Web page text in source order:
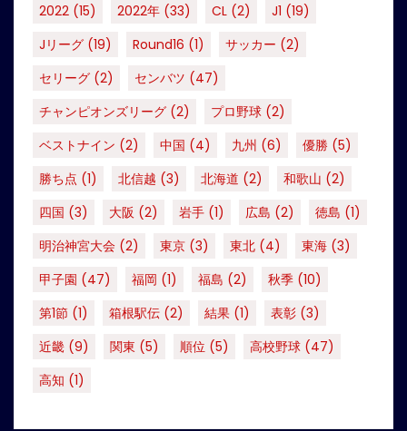
2022 (15) 2022年 (33) CL (2) J1 (19)
Jリーグ (19) Round16 (1) サッカー (2)
セリーグ (2) センバツ (47)
チャンピオンズリーグ (2) プロ野球 (2)
ベストナイン (2) 中国 (4) 九州 (6) 優勝 (5)
勝ち点 (1) 北信越 (3) 北海道 (2) 和歌山 (2)
四国 (3) 大阪 (2) 岩手 (1) 広島 (2) 徳島 (1)
明治神宮大会 (2) 東京 (3) 東北 (4) 東海 (3)
甲子園 (47) 福岡 (1) 福島 (2) 秋季 (10)
第1節 (1) 箱根駅伝 (2) 結果 (1) 表彰 (3)
近畿 (9) 関東 (5) 順位 (5) 高校野球 (47)
高知 (1)